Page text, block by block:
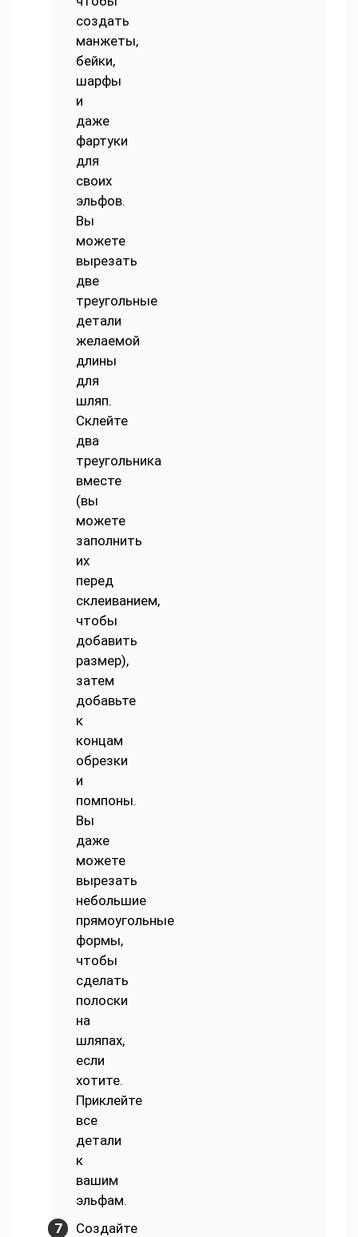
создать
манжеты,
бейки,
шарфы
и
даже
фартуки
для
своих
эльфов.
Вы
можете
вырезать
две
треугольные
детали
желаемой
длины
для
шляп.
Склейте
два
треугольника
вместе
(вы
можете
заполнить
их
перед
склеиванием,
чтобы
добавить
размер),
затем
добавьте
к
концам
обрезки
и
помпоны.
Вы
даже
можете
вырезать
небольшие
прямоугольные
формы,
чтобы
сделать
полоски
на
шляпах,
если
хотите.
Приклейте
все
детали
к
вашим
эльфам.
Создайте